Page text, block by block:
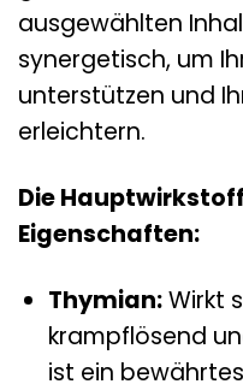
ausgewählten
synergetisch, um
unterstützen und
erleichtern.
Die
Eigenschaften:
Thymian:Wirkt
krampflösend
ist ein